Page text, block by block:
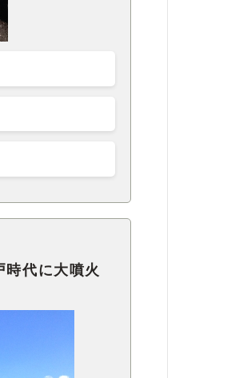
代に大噴火